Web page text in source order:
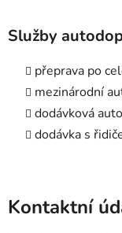
Služby
přeprava po
mezinárodní
dodávková
dodávka s
Kontaktní